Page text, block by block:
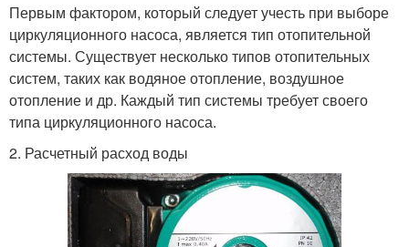
Первым фактором, который следует учесть при выборе
циркуляционного насоса, является тип отопительной
системы. Существует несколько типов отопительных
систем, таких как водяное отопление, воздушное
отопление и др. Каждый тип системы требует своего
типа циркуляционного насоса.
2. Расчетный расход воды